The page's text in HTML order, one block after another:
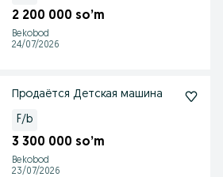
2 200 000 so’m
Bekobod
24/07/2026
Продаётся Детская машина
F/b
3 300 000 so’m
Bekobod
23/07/2026